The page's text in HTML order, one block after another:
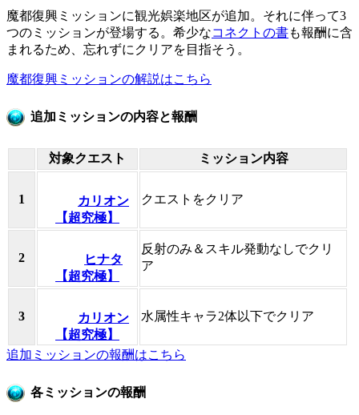
魔都復興ミッションに観光娯楽地区が追加。それに伴って3
つのミッションが登場する。希少なコネクトの書も報酬に含
まれるため、忘れずにクリアを目指そう。
魔都復興ミッションの解説はこちら
追加ミッションの内容と報酬
対象クエスト ミッション内容
1
カリオン
【超究極】
クエストをクリア
2
ヒナタ
【超究極】
反射のみ＆スキル発動なしでクリ
ア
3
カリオン
【超究極】
水属性キャラ2体以下でクリア
追加ミッションの報酬はこちら
各ミッションの報酬